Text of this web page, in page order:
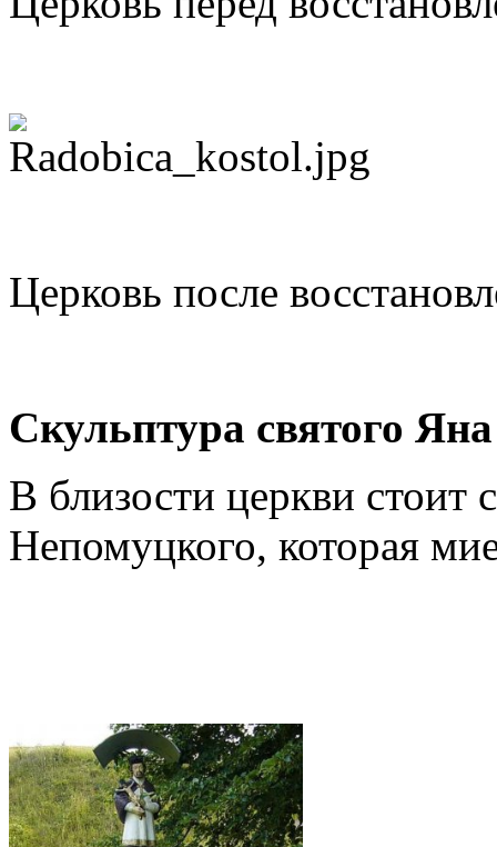
Церковь после
Скульптура святого
В близости церкви стоит
Непомуцкого, которая